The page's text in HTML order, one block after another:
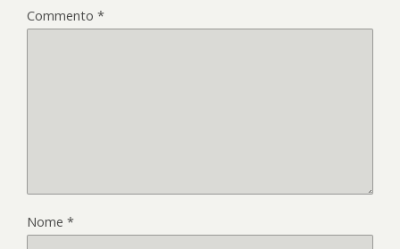
Commento *
Nome *